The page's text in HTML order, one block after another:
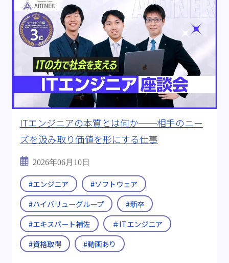
ITエンジニアの本質とは何か──相手のニー
ズを汲み取り価値を形にする仕事
2026年06月10日
#エンジニア
#ソフトウェア
#ハイバリューグループ
#新卒
#エキスパート補佐
＃ITエンジニア
#資格取得
#動画あり